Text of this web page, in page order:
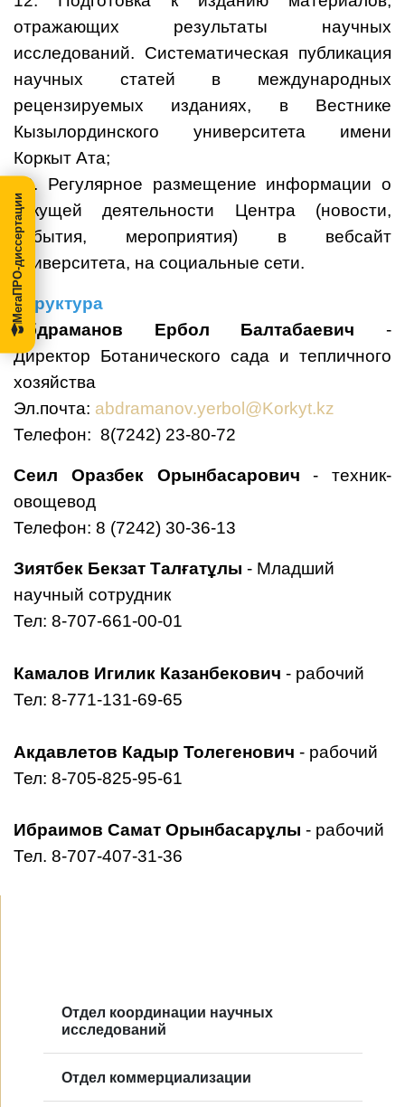
отражающих результаты научных
исследований. Систематическая публикация
научных статей в международных
рецензируемых изданиях, в Вестнике
Кызылординского университета имени
Коркыт Ата;
13. Регулярное размещение информации о
текущей деятельности Центра (новости,
события, мероприятия) в вебсайт
университета, на социальные сети.
Структура
Абдраманов Ербол Балтабаевич -
Директор Ботанического сада и тепличного
хозяйства
Эл.почта: abdramanov.yerbol@Korkyt.kz
Телефон: 8(7242) 23-80-72
Сеил Оразбек Орынбасарович - техник-
овощевод
Телефон: 8 (7242) 30-36-13
Зиятбек Бекзат Талғатұлы - Младший
научный сотрудник
Тел: 8-707-661-00-01
Камалов Игилик Казанбекович - рабочий
Тел: 8-771-131-69-65
Акдавлетов Кадыр Толегенович - рабочий
Тел: 8-705-825-95-61
Ибраимов Самат Орынбасарұлы - рабочий
Тел. 8-707-407-31-36
Отдел координации научных
исследований
Отдел коммерциализации
МегаПРО-диссертации